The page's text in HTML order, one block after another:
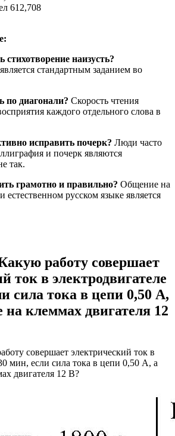
612,708
наизусть?
стандартным заданием во
по диагонали? Скорость чтения
каждого отдельного слова в
исправить почерк? Люди часто
и почерк являются
так.
грамотно и правильно? Общение на
русском языке является
работу совершает
ток в электродвигателе
сила тока в цепи 0,50 А,
клеммах двигателя 12
совершает электрический ток в
мин, если сила тока в цепи 0,50 А, а
двигателя 12 В?